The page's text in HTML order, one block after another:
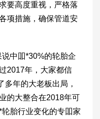
要高度重视，严格落
项措施，确保管道安
中吅*30%的轮胎企
2017年，大家都信
多年的大老板出局，
的大整合在2018年可
胎行业变化的专吅家